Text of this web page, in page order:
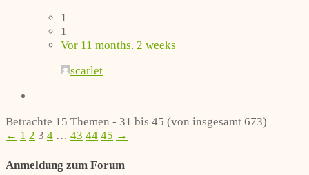
1
1
Vor 11 months. 2 weeks
scarlet
Betrachte 15 Themen - 31 bis 45 (von insgesamt 673)
← 1 2 3 4 … 43 44 45 →
Anmeldung zum Forum